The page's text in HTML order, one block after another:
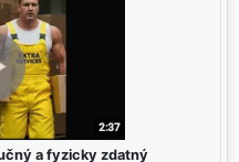
a fyzicky zdatný